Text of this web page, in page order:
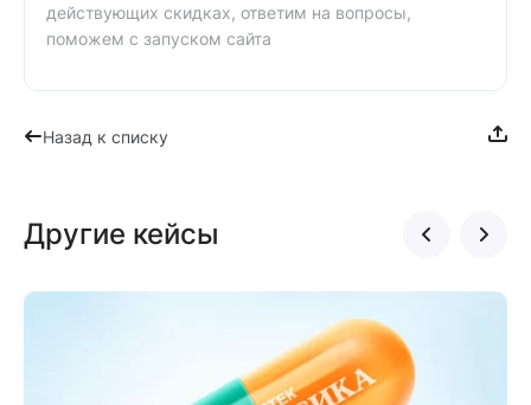
действующих скидках, ответим на вопросы,
поможем с запуском сайта
Назад к списку
Другие кейсы